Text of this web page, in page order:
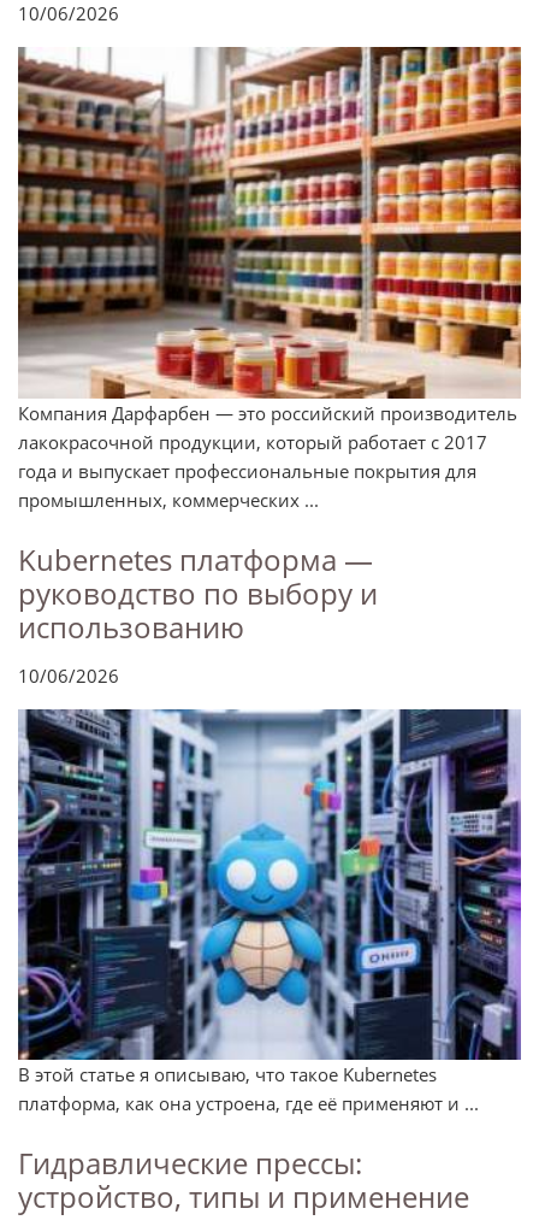
10/06/2026
Компания Дарфарбен — это российский производитель
лакокрасочной продукции, который работает с 2017
года и выпускает профессиональные покрытия для
промышленных, коммерческих ...
Kubernetes платформа —
руководство по выбору и
использованию
10/06/2026
В этой статье я описываю, что такое Kubernetes
платформа, как она устроена, где её применяют и ...
Гидравлические прессы:
устройство, типы и применение